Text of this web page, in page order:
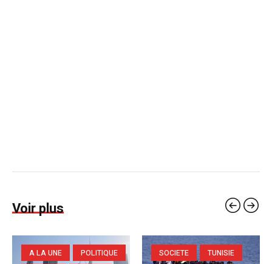
Voir plus
A LA UNE
POLITIQUE
SOCIETE TUNISIE